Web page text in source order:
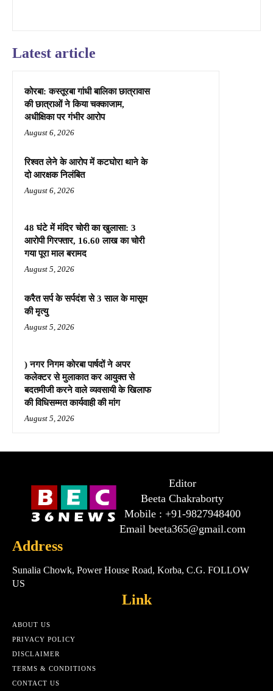
Latest article
कोरबा: कस्तूरबा गांधी बालिका छात्रावास
की छात्राओं ने किया चक्काजाम,
अधीक्षिका पर गंभीर आरोप
August 6, 2026
रिश्वत लेने के आरोप में कटघोरा थाने के
दो आरक्षक निलंबित
August 6, 2026
48 घंटे में मंदिर चोरी का खुलासा: 3
आरोपी गिरफ्तार, 16.60 लाख का चोरी
गया पूरा माल बरामद
August 5, 2026
करैत सर्प के सर्पदंश से 3 साल के मासूम
की मृत्यु
August 5, 2026
) नगर निगम कोरबा पार्षदों ने अपर
कलेक्टर से मुलाकात कर आयुक्त से
बदतमीजी करने वाले व्यवसायी के खिलाफ
की विधिसम्मत कार्यवाही की मांग
August 5, 2026
Editor
Beeta Chakraborty
Mobile : +91-9827948400
Email beeta365@gmail.com
Address
Sunalia Chowk, Power House Road, Korba, C.G. FOLLOW
US
Link
ABOUT US
PRIVACY POLICY
DISCLAIMER
TERMS & CONDITIONS
CONTACT US